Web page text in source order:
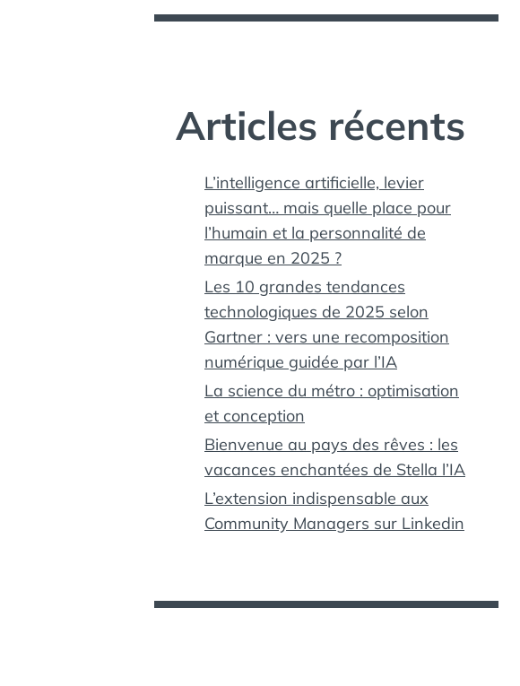
Articles récents
L’intelligence artificielle, levier
puissant… mais quelle place pour
l’humain et la personnalité de
marque en 2025 ?
Les 10 grandes tendances
technologiques de 2025 selon
Gartner : vers une recomposition
numérique guidée par l’IA
La science du métro : optimisation
et conception
Bienvenue au pays des rêves : les
vacances enchantées de Stella l’IA
L’extension indispensable aux
Community Managers sur Linkedin